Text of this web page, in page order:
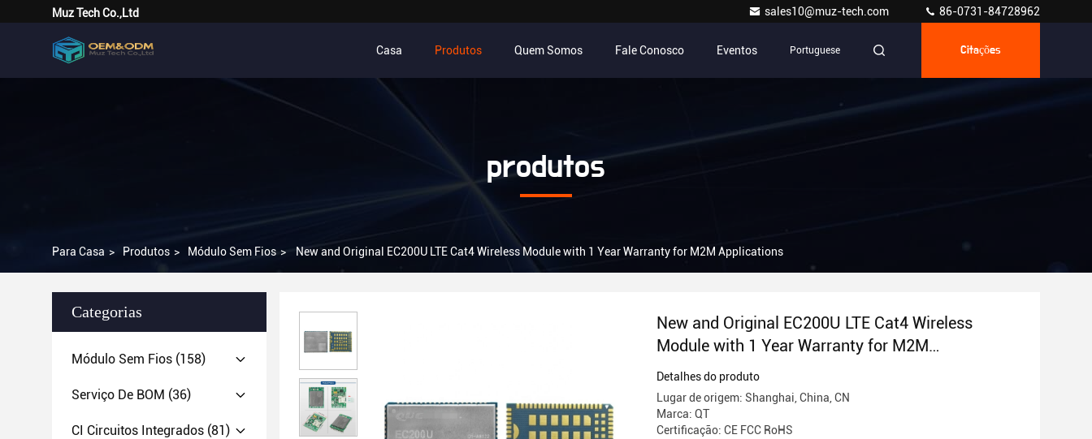
Muz Tech Co.,Ltd sales10@muz-tech.com 86-0731-84728962
Casa Produtos Quem Somos Fale Conosco Eventos Portuguese Citações
produtos
Para Casa > Produtos > Módulo Sem Fios > New and Original EC200U LTE Cat4 Wireless Module with 1 Year Warranty for M2M Applications
Categorias
Módulo Sem Fios (158)
Serviço De BOM (36)
CI Circuitos Integrados (81)
New and Original EC200U LTE Cat4 Wireless
Module with 1 Year Warranty for M2M
Applications
Detalhes do produto
Lugar de origem: Shanghai, China, CN
Marca: QT
Certificação: CE FCC RoHS